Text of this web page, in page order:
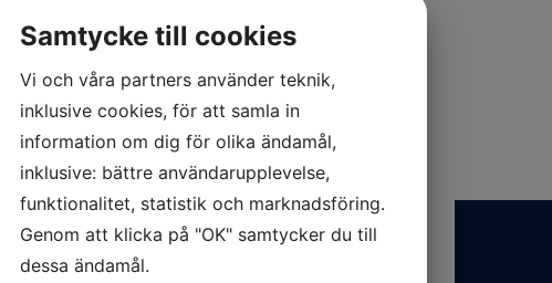
Bygg & Verktyg
Samtycke till cookies
Vi och våra partners använder teknik,
inklusive cookies, för att samla in
information om dig för olika ändamål,
inklusive: bättre användarupplevelse,
funktionalitet, statistik och marknadsföring.
Genom att klicka på "OK" samtycker du till
dessa ändamål.